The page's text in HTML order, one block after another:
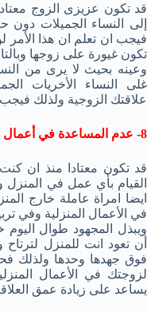
قد تكون عزيزى الزوج
إلى النساء الجميلات
فيجب ان تعلم ان هذا الأمر
تكون غيورة على زوجها
وعينه بحيث لا يرى من
غلى النساء الأخريات
علاقتك الزوجية ولذلك
8- عدم المساعدة في أعمال المنزل
قد تكون معتادا منذ ان
القيام بأي عمل في المنزل
ايضا امراة عاملة خارج
في الأعمال المنزلية وفي
ويبذل المجهود طوال اليوم
أن تعود انت للمنزل لترتاح
فوق جهدها وحدها ولذلك
لزوجتك في الأعمال
يساعد على زيادة عمق